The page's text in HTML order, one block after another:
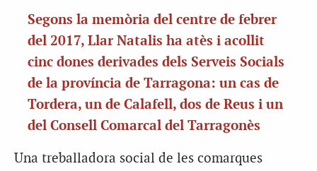
Segons la memòria del centre de febrer
del 2017, Llar Natalis ha atès i acollit
cinc dones derivades dels Serveis Socials
de la província de Tarragona: un cas de
Tordera, un de Calafell, dos de Reus i un
del Consell Comarcal del Tarragonès
Una treballadora social de les comarques